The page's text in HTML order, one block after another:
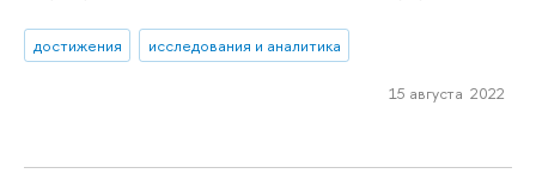
достижения исследования и аналитика
15 августа 2022